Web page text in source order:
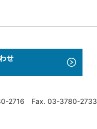
せ
2716 Fax. 03-3780-2733